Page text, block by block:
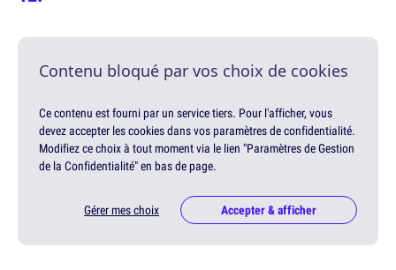
Contenu bloqué par vos choix de cookies
Ce contenu est fourni par un service tiers. Pour l'afficher, vous
devez accepter les cookies dans vos paramètres de confidentialité.
Modifiez ce choix à tout moment via le lien "Paramètres de Gestion
de la Confidentialité" en bas de page.
Gérer mes choix Accepter & afficher